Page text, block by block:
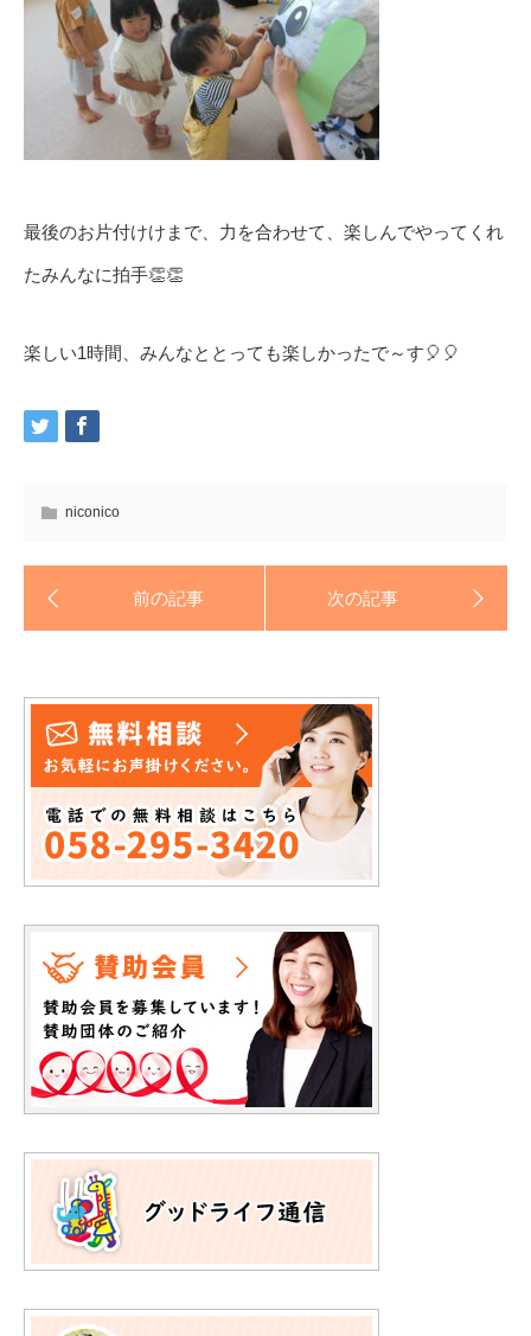
最後のお片付けけまで、力を合わせて、楽しんでやってくれ
たみんなに拍手👏👏
楽しい1時間、みんなととっても楽しかったで～す🎈🎈
niconico